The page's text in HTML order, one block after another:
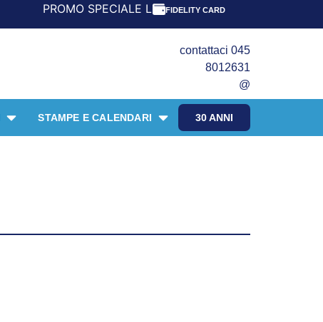
PROMO SPECIALE LIBRI PER I 30 ANNI DEL
FIDELITY CARD
contattaci 045
8012631
@
30 ANNI
STAMPE E CALENDARI